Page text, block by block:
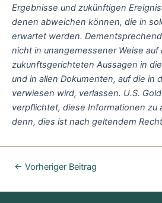
Ergebnisse und zukünftigen
denen abweichen können, die in
erwartet werden.
nicht in unangemessener Weise auf
zukunftsgerichteten Aussagen in
und in allen Dokumenten, auf die in
verwiesen wird, verlassen. U.S.
verpflichtet, diese Informationen zu
denn, dies ist nach geltendem
← Vorheriger Beitrag